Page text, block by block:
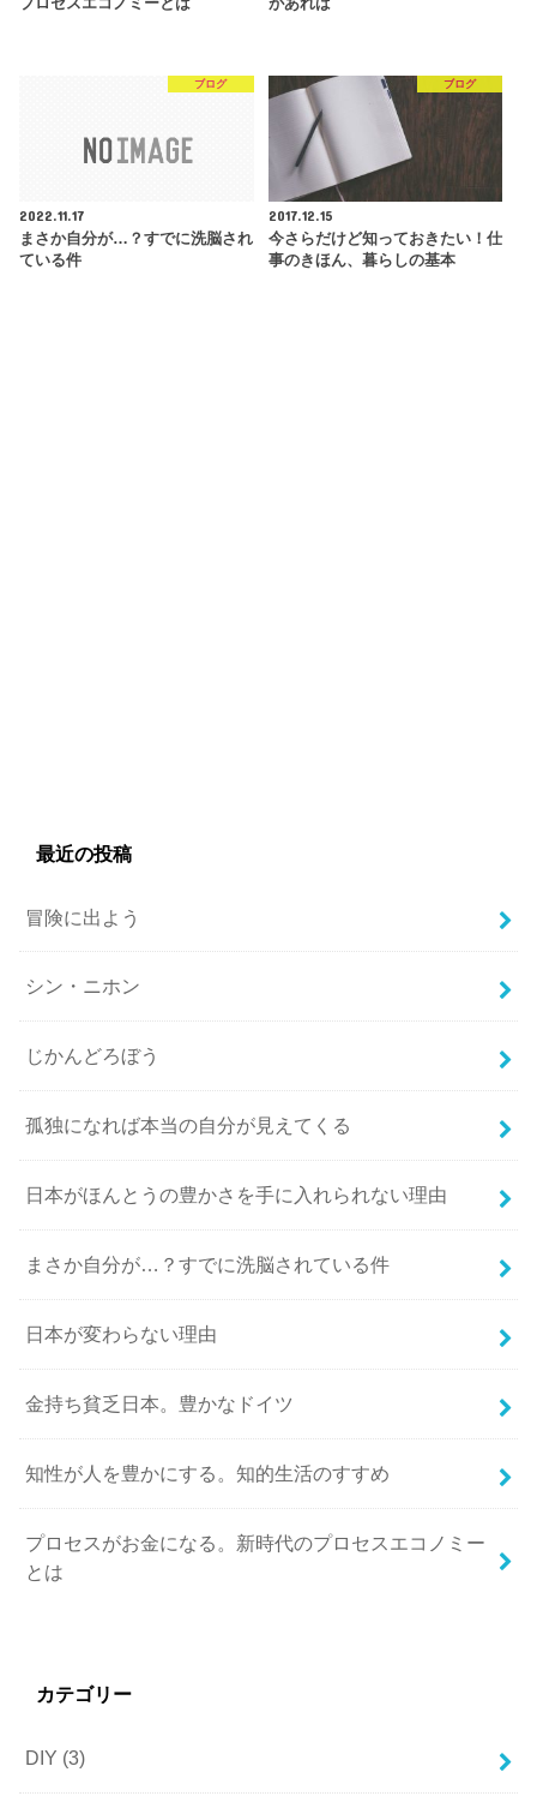
ブログ
2022.11.17
まさか自分が…？すでに洗脳され
ている件
ブログ
2017.12.15
今さらだけど知っておきたい！仕
事のきほん、暮らしの基本
最近の投稿
冒険に出よう
シン・ニホン
じかんどろぼう
孤独になれば本当の自分が見えてくる
日本がほんとうの豊かさを手に入れられない理由
まさか自分が…？すでに洗脳されている件
日本が変わらない理由
金持ち貧乏日本。豊かなドイツ
知性が人を豊かにする。知的生活のすすめ
プロセスがお金になる。新時代のプロセスエコノミー
とは
カテゴリー
DIY (3)